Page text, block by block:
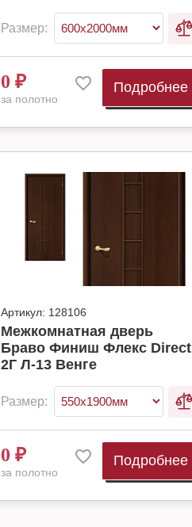
Размер:
0 ₽
за полотно
Подробнее
Артикул: 128106
Межкомнатная дверь
Браво Финиш Флекс Direct
2Г Л-13 Венге
Размер:
0 ₽
за полотно
Подробнее